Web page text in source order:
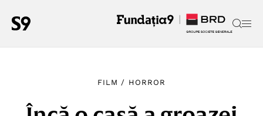
FILM / HORROR